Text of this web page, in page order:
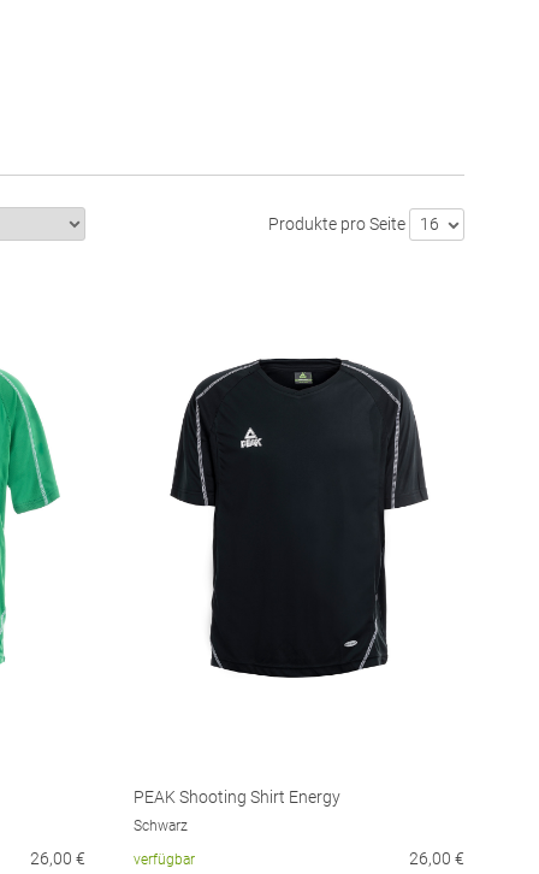
Produkte pro Seite 16
26,00 €
PEAK Shooting Shirt Energy
Schwarz
verfügbar
26,00 €